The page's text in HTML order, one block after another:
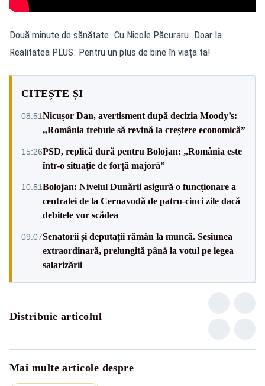
Două minute de sănătate. Cu Nicole Păcuraru. Doar la
Realitatea PLUS. Pentru un plus de bine în viața ta!
CITEȘTE ȘI
08:51Nicușor Dan, avertisment după decizia Moody’s:
„România trebuie să revină la creștere economică”
15:26PSD, replică dură pentru Bolojan: „România este
într-o situație de forță majoră”
10:51Bolojan: Nivelul Dunării asigură o funcționare a
centralei de la Cernavodă de patru-cinci zile dacă
debitele vor scădea
09:07Senatorii și deputații rămân la muncă. Sesiunea
extraordinară, prelungită până la votul pe legea
salarizării
Distribuie articolul
Mai multe articole despre